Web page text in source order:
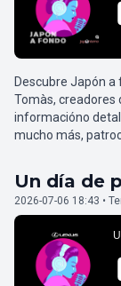
Descubre Japón a
Tomàs, creadores
informacióno
mucho más,
Un día de
2026-07-06 18:43 •